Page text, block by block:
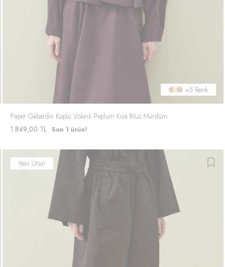
+5 Renk
Paper Gabardin Kuplu Volanlı Peplum Kısa Bluz Mürdüm
1.849,00 TL Son 1 ürün!
Yeni Ürün